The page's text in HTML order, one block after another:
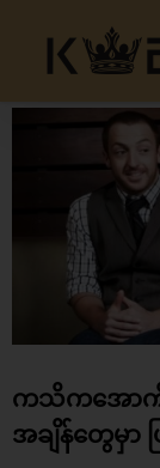
content
ကသိကအောက်
အချိန်တွေမှာ